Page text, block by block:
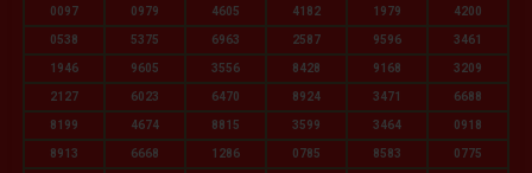
0097 0979 4605 4182 1979 4200
0538 5375 6963 2587 9596 3461
1946 9605 3556 8428 9168 3209
2127 6023 6470 8924 3471 6688
8199 4674 8815 3599 3464 0918
8913 6668 1286 0785 8583 0775